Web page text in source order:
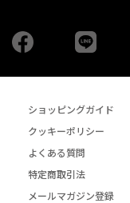
Facebook
ショッピングガイド
クッキーポリシー
よくある質問
特定商取引法
メールマガジン登録